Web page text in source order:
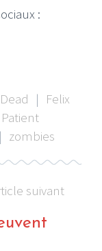
:
| Felix
Patient
| zombies
suivant